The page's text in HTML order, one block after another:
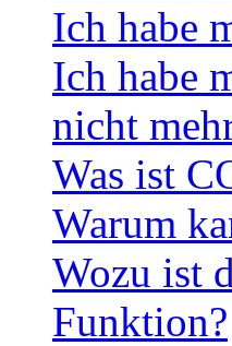
Ich habe
Ich habe
nicht
Was ist
Warum
Wozu ist
Funktion?